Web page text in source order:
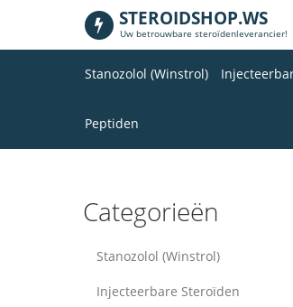
STEROIDSHOP.WS
Uw betrouwbare steroïdenleverancier!
Stanozolol (Winstrol)
Peptiden
Categorieën
Stanozolol (Winstrol)
Injecteerbare Steroïden